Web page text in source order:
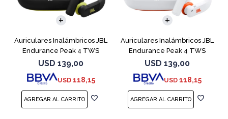
Auriculares Inalámbricos JBL
Endurance Peak 4 TWS
Negro
USD 139,00
USD 118,15
Auriculares Inalámbricos JBL
Endurance Peak 4 TWS
Blanco
USD 139,00
USD 118,15